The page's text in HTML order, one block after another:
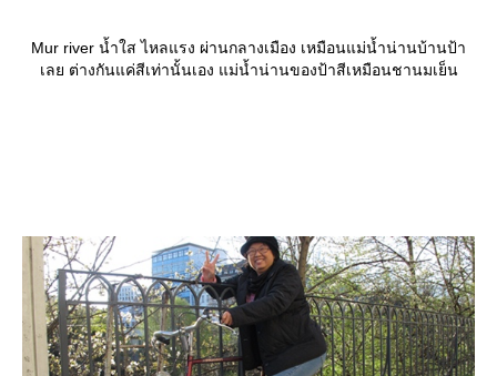
Mur river น้ำใส ไหลแรง ผ่านกลางเมือง เหมือนแม่น้ำน่านบ้านป้า
เลย ต่างกันแค่สีเท่านั้นเอง แม่น้ำน่านของป้าสีเหมือนชานมเย็น